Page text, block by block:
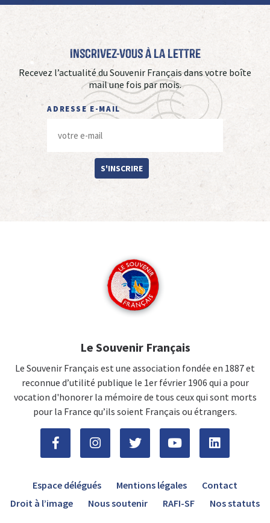
Inscrivez-vous à La Lettre
Recevez l’actualité du Souvenir Français dans votre boîte
mail une fois par mois.
ADRESSE E-MAIL
S'INSCRIRE
Le Souvenir Français
Le Souvenir Français est une association fondée en 1887 et
reconnue d’utilité publique le 1er février 1906 qui a pour
vocation d'honorer la mémoire de tous ceux qui sont morts
pour la France qu’ils soient Français ou étrangers.
Espace délégués Mentions légales
Contact
Droit à l’image
Nous soutenir RAFI-SF Nos statuts